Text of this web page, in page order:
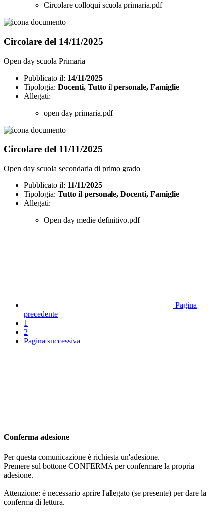
Circolare colloqui scuola primaria.pdf
Circolare del 14/11/2025
Open day scuola Primaria
Pubblicato il: 14/11/2025
Tipologia: Docenti, Tutto il personale, Famiglie
Allegati:
open day primaria.pdf
Circolare del 11/11/2025
Open day scuola secondaria di primo grado
Pubblicato il: 11/11/2025
Tipologia: Tutto il personale, Docenti, Famiglie
Allegati:
Open day medie definitivo.pdf
Pagina
precedente
1
2
Pagina successiva
Conferma adesione
Per questa comunicazione è richiesta un'adesione.
Premere sul bottone CONFERMA per confermare la propria
adesione.
Attenzione: è necessario aprire l'allegato (se presente) per dare la
conferma di lettura.